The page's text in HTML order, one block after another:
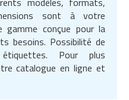
sont à votre
gamme conçue pour la
besoins. Possibilité de
Pour plus
catalogue en ligne et